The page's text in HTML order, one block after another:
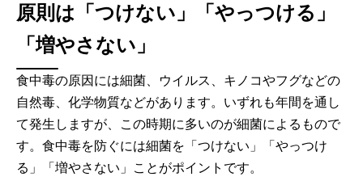
原則は「つけない」「やっつける」
「増やさない」
食中毒の原因には細菌、ウイルス、キノコやフグなどの
自然毒、化学物質などがあります。いずれも年間を通し
て発生しますが、この時期に多いのが細菌によるもので
す。食中毒を防ぐには細菌を「つけない」「やっつけ
る」「増やさない」ことがポイントです。